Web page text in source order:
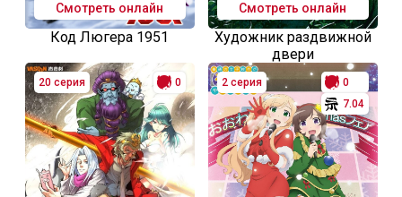
Смотреть онлайн
Код Люгера 1951
Смотреть онлайн
Художник раздвижной
двери
20 серия 0 2 серия
0
7.04